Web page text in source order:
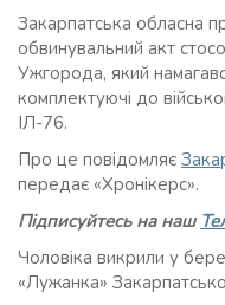
Закарпатська обласна
обвинувальний акт
Ужгорода, який
комплектуючі до
ІЛ-76.
Про це повідомляє
передає «Хронікерс».
Підписуйтесь на наш
Чоловіка викрили у
«Лужанка»